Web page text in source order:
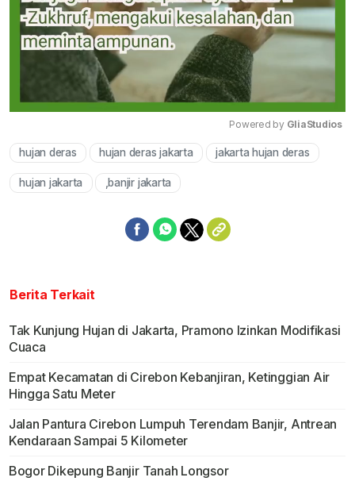
Mute
Powered by GliaStudios
hujan deras hujan deras jakarta jakarta hujan deras
hujan jakarta ,banjir jakarta
Berita Terkait
Tak Kunjung Hujan di Jakarta, Pramono Izinkan Modifikasi
Cuaca
Empat Kecamatan di Cirebon Kebanjiran, Ketinggian Air
Hingga Satu Meter
Jalan Pantura Cirebon Lumpuh Terendam Banjir, Antrean
Kendaraan Sampai 5 Kilometer
Bogor Dikepung Banjir Tanah Longsor